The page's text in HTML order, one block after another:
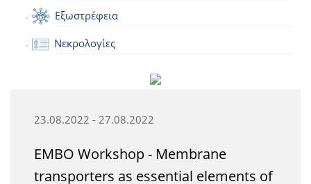
Εξωστρέφεια
Νεκρολογίες
23.08.2022 - 27.08.2022
EMBO Workshop - Membrane
transporters as essential elements of